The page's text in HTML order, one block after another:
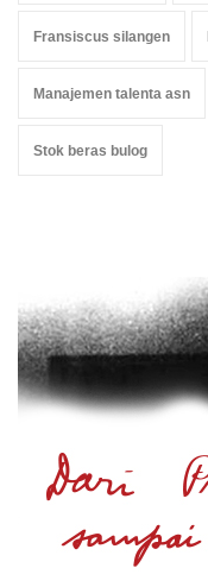
Fransiscus silangen
Manajemen talenta asn
Stok beras bulog